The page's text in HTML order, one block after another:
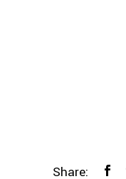
Share: